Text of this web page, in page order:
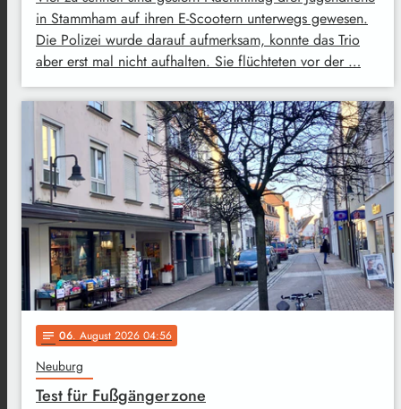
in Stammham auf ihren E-Scootern unterwegs gewesen.
Die Polizei wurde darauf aufmerksam, konnte das Trio
aber erst mal nicht aufhalten. Sie flüchteten vor der …
notes 06. August 2026 04:56
Neuburg
Test für Fußgängerzone